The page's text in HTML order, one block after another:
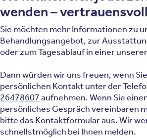
wenden –
Sie möchten mehr Informationen zu
Behandlungsangebot, zur
oder zum Tagesablauf in einer
Dann würden wir uns freuen, wenn
persönlichen Kontakt unter der
26478607aufnehmen. Wenn Sie
persönliches Gespräch vereinbaren
bitte das Kontaktformular aus. Wir
schnellstmöglich bei Ihnen melden.